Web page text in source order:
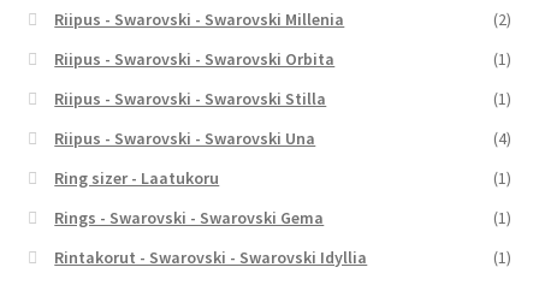
Riipus - Swarovski - Swarovski Millenia
(2)
Riipus - Swarovski - Swarovski Orbita
(1)
Riipus - Swarovski - Swarovski Stilla
(1)
Riipus - Swarovski - Swarovski Una
(4)
Ring sizer - Laatukoru
(1)
Rings - Swarovski - Swarovski Gema
(1)
Rintakorut - Swarovski - Swarovski Idyllia
(1)